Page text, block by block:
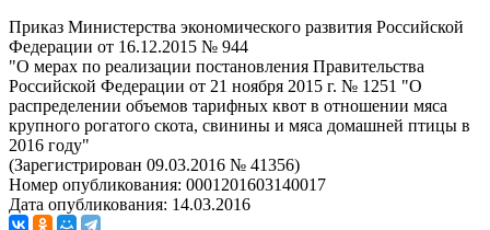
Приказ Министерства экономического развития Российской
Федерации от 16.12.2015 № 944
"О мерах по реализации постановления Правительства
Российской Федерации от 21 ноября 2015 г. № 1251 "О
распределении объемов тарифных квот в отношении мяса
крупного рогатого скота, свинины и мяса домашней птицы в
2016 году"
(Зарегистрирован 09.03.2016 № 41356)
Номер опубликования: 0001201603140017
Дата опубликования: 14.03.2016